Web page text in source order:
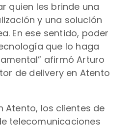
quien les brinde una
y una solución
En ese sentido, poder
que lo haga
afirmó Arturo
de delivery en Atento
Atento, los clientes de
telecomunicaciones